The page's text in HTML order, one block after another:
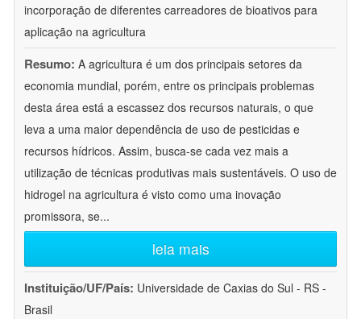
incorporação de diferentes carreadores de bioativos para
aplicação na agricultura
Resumo: A agricultura é um dos principais setores da
economia mundial, porém, entre os principais problemas
desta área está a escassez dos recursos naturais, o que
leva a uma maior dependência de uso de pesticidas e
recursos hídricos. Assim, busca-se cada vez mais a
utilização de técnicas produtivas mais sustentáveis. O uso de
hidrogel na agricultura é visto como uma inovação
promissora, se...
leia mais
Instituição/UF/País: Universidade de Caxias do Sul - RS -
Brasil